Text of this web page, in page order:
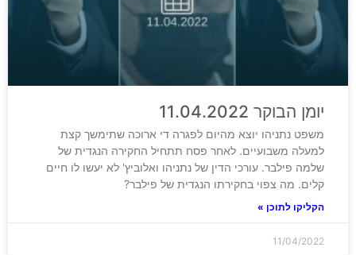
יומן הבוקר 11.04.2022
משפט נתניהו יוצא מהיום לפגרה די ארוכה שתימשך קצת
למעלה משבועיים. לאחר פסח תתחיל החקירה הנגדית של
שלמה פילבר. עורכי הדין של נתניהו ואלוביץ' לא יעשו לו חיים
קלים. מה צפוי בחקירתו הנגדית של פילבר?
הקליקו לתוכן »
11/04/2022